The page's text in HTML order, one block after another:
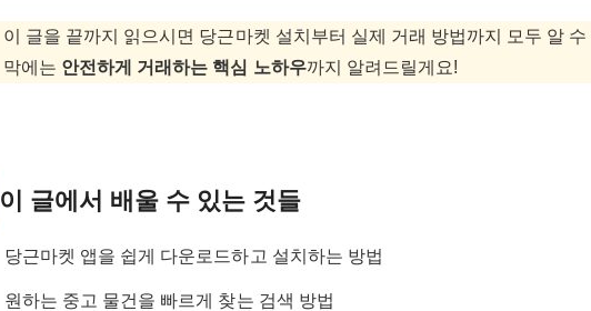
이 글을 끝까지 읽으시면 당근마켓 설치부터 실제 거래 방법까지 모두 알 수
막에는 안전하게 거래하는 핵심 노하우까지 알려드릴게요!
이 글에서 배울 수 있는 것들
당근마켓 앱을 쉽게 다운로드하고 설치하는 방법
원하는 중고 물건을 빠르게 찾는 검색 방법